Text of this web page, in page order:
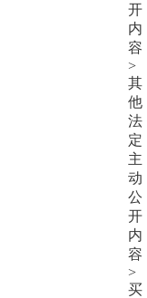
开
内
容
>
其
他
法
定
主
动
公
开
内
容
>
买